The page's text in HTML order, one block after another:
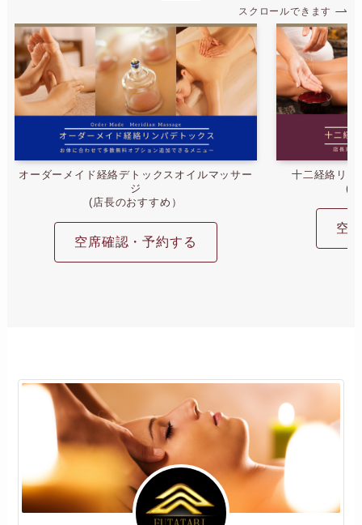
スクロールできます
オーダーメイド経絡デトックスオイルマッサー
ジ
(店長のおすすめ）
空席確認・予約する
十二経絡リン
(
空